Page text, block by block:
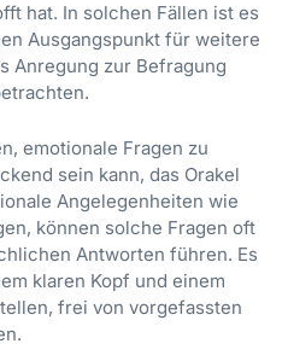
hat. In solchen Fällen ist es
Ausgangspunkt für weitere
Anregung zur Befragung
emotionale Fragen zu
sein kann, das Orakel
Angelegenheiten wie
können solche Fragen oft
Antworten führen. Es
klaren Kopf und einem
frei von vorgefassten